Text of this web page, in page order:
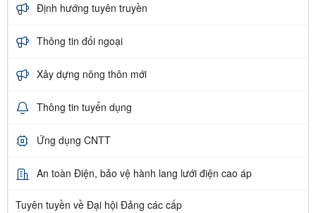
Định hướng tuyên truyền
Thông tin đối ngoại
Xây dựng nông thôn mới
Thông tin tuyển dụng
Ứng dụng CNTT
An toàn Điện, bảo vệ hành lang lưới điện cao áp
Tuyên tuyền về Đại hội Đảng các cấp